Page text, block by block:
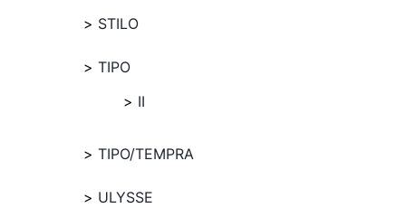
STILO
TIPO
II
TIPO/TEMPRA
ULYSSE